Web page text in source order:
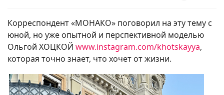
Корреспондент «МОНАКО» поговорил на эту тему с
юной, но уже опытной и перспективной моделью
Ольгой ХОЦКОЙ www.instagram.com/khotskayya,
которая точно знает, что хочет от жизни.